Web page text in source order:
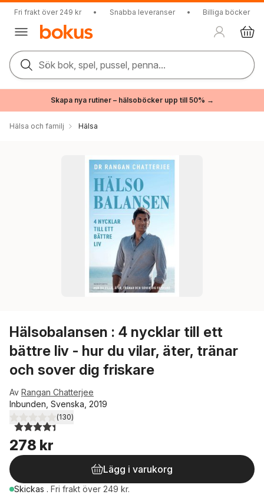
Fri frakt över 249 kr • Snabba leveranser • Billiga böcker
Sök bok, spel, pussel, penna...
Skapa nya rutiner – hälsoböcker upp till 50% →
Hälsa och familj Hälsa
Hälsobalansen : 4 nycklar till ett
bättre liv - hur du vilar, äter, tränar
och sover dig friskare
Av Rangan Chatterjee
Inbunden, Svenska, 2019
4,4utav 5 stjärnor. Totalt antal röster:
(130)
278 kr
Lägg i varukorg
Skickas . Fri frakt över 249 kr.